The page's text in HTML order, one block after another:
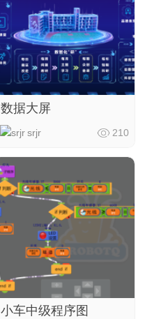
数据大屏
srjr 210
小车中级程序图